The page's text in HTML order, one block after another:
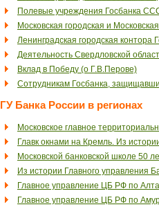
Полевые учреждения Госбанка
Московская городская и
Ленинградская городская
Деятельность Свердловской
Вклад в Победу (о Г.В.Перове)
Сотрудникам Госбанка,
ГУ Банка России в регионах
Московское главное
Главк окнами на Кремль. Из
Московской банковской школе 50
Из истории Главного управления
Главное управление ЦБ РФ по
Главное управление ЦБ РФ по